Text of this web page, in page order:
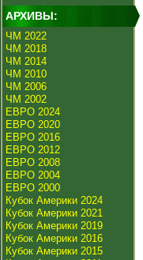
АРХИВЫ:
ЧМ 2022
ЧМ 2018
ЧМ 2014
ЧМ 2010
ЧМ 2006
ЧМ 2002
ЕВРО 2024
ЕВРО 2020
ЕВРО 2016
ЕВРО 2012
ЕВРО 2008
ЕВРО 2004
ЕВРО 2000
Кубок Америки 2024
Кубок Америки 2021
Кубок Америки 2019
Кубок Америки 2016
Кубок Америки 2015